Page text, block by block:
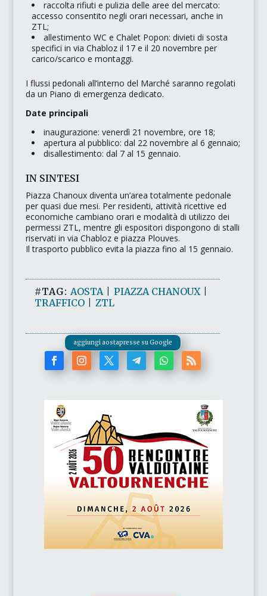
raccolta rifiuti e pulizia delle aree del mercato:
accesso consentito negli orari necessari, anche in
ZTL;
allestimento WC e Chalet Popon: divieti di sosta
specifici in via Chabloz il 17 e il 20 novembre per
carico/scarico e montaggi.
I flussi pedonali all’interno del Marché saranno regolati
da un Piano di emergenza dedicato.
Date principali
inaugurazione: venerdì 21 novembre, ore 18;
apertura al pubblico: dal 22 novembre al 6 gennaio;
disallestimento: dal 7 al 15 gennaio.
IN SINTESI
Piazza Chanoux diventa un’area totalmente pedonale
per quasi due mesi. Per residenti, attività ricettive ed
economiche cambiano orari e modalità di utilizzo dei
permessi ZTL, mentre gli espositori dispongono di stalli
riservati in via Chabloz e piazza Plouves.
Il trasporto pubblico evita la piazza fino al 15 gennaio.
#TAG: AOSTA| PIAZZA CHANOUX|
TRAFFICO| ZTL
aggiungi aostapresse su Google